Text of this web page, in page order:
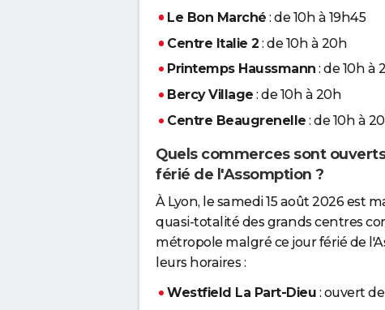
Le Bon Marché : de 10h à 19h45
Centre Italie 2 : de 10h à 20h
Printemps Haussmann : de 10h à
Bercy Village : de 10h à 20h
Centre Beaugrenelle : de 10h à
Quels commerces sont
férié de l'Assomption ?
À Lyon, le samedi 15 août 2026 est
quasi-totalité des grands centres
métropole malgré ce jour férié de
leurs horaires :
Westfield La Part-Dieu : ouvert